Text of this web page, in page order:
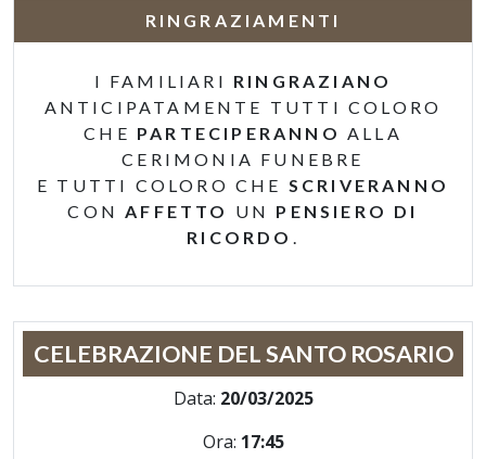
RINGRAZIAMENTI
I FAMILIARI RINGRAZIANO
ANTICIPATAMENTE TUTTI COLORO
CHE PARTECIPERANNO ALLA
CERIMONIA FUNEBRE
E TUTTI COLORO CHE SCRIVERANNO
CONAFFETTO UN PENSIERO DI
RICORDO .
CELEBRAZIONE DEL SANTO ROSARIO
Data: 20/03/2025
Ora: 17:45